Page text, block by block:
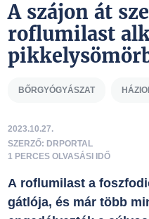
A szájon át
roflumilast
BŐRGYÓGYÁSZAT
2023.10.27.
SZERZŐ: DRPORTAL
1 PERCES OLVASÁSI IDŐ
A roflumilast a
gátlója, és már több